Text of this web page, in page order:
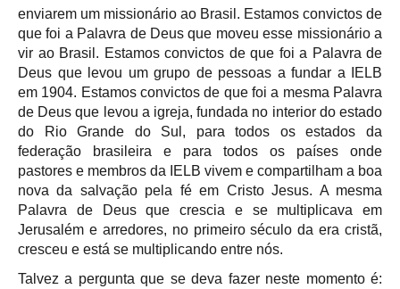
enviarem um missionário ao Brasil. Estamos convictos de
que foi a Palavra de Deus que moveu esse missionário a
vir ao Brasil. Estamos convictos de que foi a Palavra de
Deus que levou um grupo de pessoas a fundar a IELB
em 1904. Estamos convictos de que foi a mesma Palavra
de Deus que levou a igreja, fundada no interior do estado
do Rio Grande do Sul, para todos os estados da
federação brasileira e para todos os países onde
pastores e membros da IELB vivem e compartilham a boa
nova da salvação pela fé em Cristo Jesus. A mesma
Palavra de Deus que crescia e se multiplicava em
Jerusalém e arredores, no primeiro século da era cristã,
cresceu e está se multiplicando entre nós.
Talvez a pergunta que se deva fazer neste momento é: